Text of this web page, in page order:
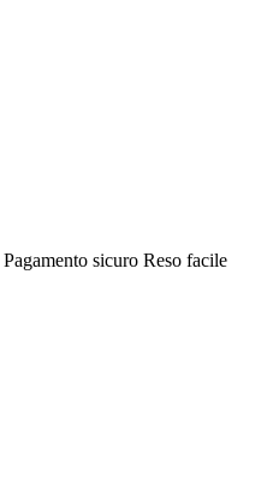
Pagamento sicuro Reso facile